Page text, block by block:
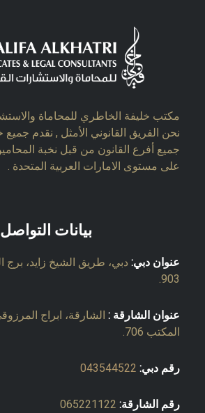
مكتب خليفة الخاطري للمحاماة
نحن الفريق القانوني الأمثل , نقدم جميع
جميع أفرع القانون من قبل نخبة
على مستوى الامارات العربية المتحدة .
بيانات التواصل
عنوان دبي: دبي، طريق الشيخ زايد، برج
903.
عنوان الشارقة : الشارقة، ابراج
المكتب 706.
رقم دبي: 043544522
رقم الشارقة: 065221122